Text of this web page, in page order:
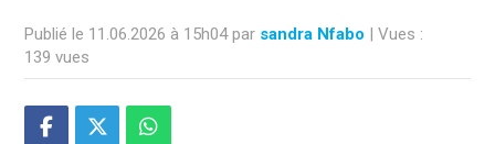
Publié le 11.06.2026 à 15h04 par sandra Nfabo | Vues :
139 vues